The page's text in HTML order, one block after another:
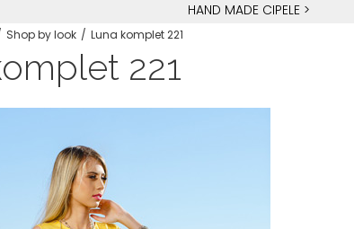
HAND MADE CIPELE >
Shop by look Luna komplet 221
221